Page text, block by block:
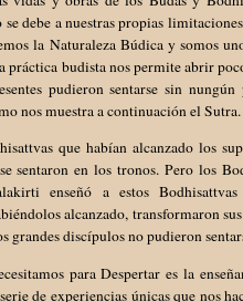
debe a nuestras propias
la Naturaleza Búdica y somos
práctica budista nos permite abrir
pudieron sentarse sin
nos muestra a continuación el Sutra.
que habían alcanzado los
sentaron en los tronos. Pero los
enseñó a estos
alcanzado, transformaron
grandes discípulos no pudieron
para Despertar es la
de experiencias únicas que nos